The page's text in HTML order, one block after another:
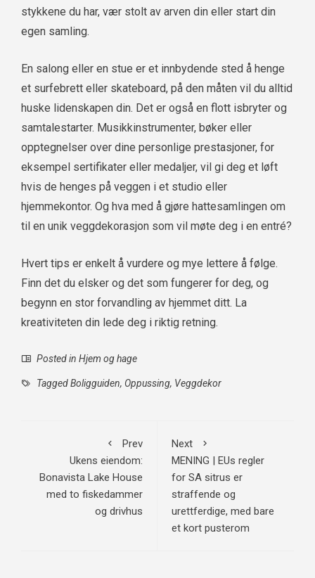
stykkene du har, vær stolt av arven din eller start din
egen samling.
En salong eller en stue er et innbydende sted å henge
et surfebrett eller skateboard, på den måten vil du alltid
huske lidenskapen din. Det er også en flott isbryter og
samtalestarter. Musikkinstrumenter, bøker eller
opptegnelser over dine personlige prestasjoner, for
eksempel sertifikater eller medaljer, vil gi deg et løft
hvis de henges på veggen i et studio eller
hjemmekontor. Og hva med å gjøre hattesamlingen om
til en unik veggdekorasjon som vil møte deg i en entré?
Hvert tips er enkelt å vurdere og mye lettere å følge.
Finn det du elsker og det som fungerer for deg, og
begynn en stor forvandling av hjemmet ditt. La
kreativiteten din lede deg i riktig retning.
Posted in Hjem og hage
TaggedBoligguiden, Oppussing, Veggdekor
Prev
Ukens eiendom:
Bonavista Lake House
med to fiskedammer
og drivhus
Next
MENING | EUs regler
for SA sitrus er
straffende og
urettferdige, med bare
et kort pusterom